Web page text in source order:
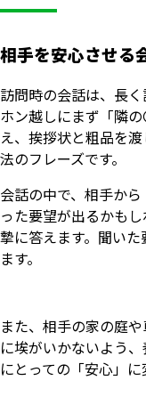
相手を安心させる
訪問時の会話は、長
ホン越しにまず「隣
え、挨拶状と粗品を
法のフレーズです。
会話の中で、相手か
った要望が出るかも
摯に答えます。聞い
ます。
また、相手の家の庭
に埃がいかないよう
にとっての「安心」